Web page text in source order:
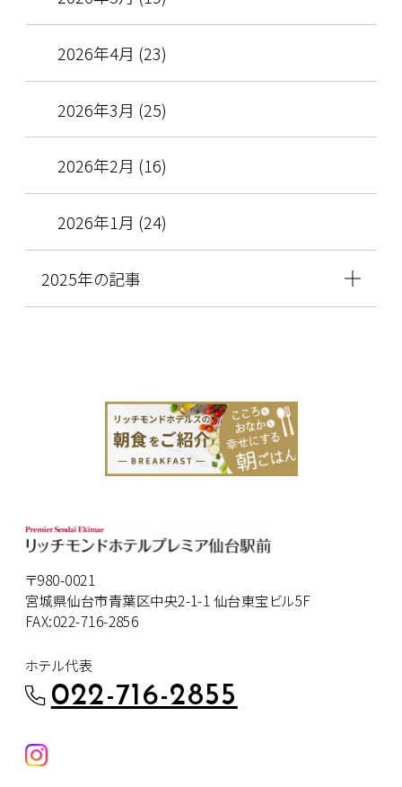
2026年4月 (23)
2026年3月 (25)
2026年2月 (16)
2026年1月 (24)
2025年の記事
〒980-0021
宮城県仙台市青葉区中央2-1-1 仙台東宝ビル5F
FAX:022-716-2856
ホテル代表
022-716-2855